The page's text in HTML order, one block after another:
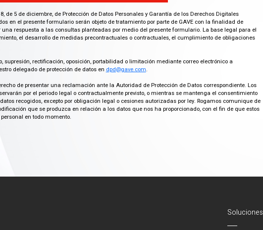
de 5 de diciembre, de Protección de Datos Personales y Garantía de los Derechos Digitales
en el presente formulario serán objeto de tratamiento por parte de GAVE con la finalidad de
respuesta a las consultas planteadas por medio del presente formulario. La base legal para el
el desarrollo de medidas precontractuales o contractuales, el cumplimiento de obligaciones
supresión, rectificación, oposición, portabilidad o limitación mediante correo electrónico a
delegado de protección de datos en dpd@gave.com.
de presentar una reclamación ante la Autoridad de Protección de Datos correspondiente. Los
por el periodo legal o contractualmente previsto, o mientras se mantenga el consentimiento
recogidos, excepto por obligación legal o cesiones autorizadas por ley. Rogamos comunique de
que se produzca en relación a los datos que nos ha proporcionado, con el fin de que estos
en todo momento.
Soluciones